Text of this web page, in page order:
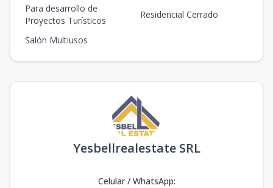
Para desarrollo de
Proyectos Turísticos
Residencial Cerrado
Salón Multiusos
Yesbellrealestate SRL
Celular / WhatsApp: